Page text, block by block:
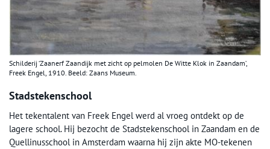
Schilderij ‘Zaanerf Zaandijk met zicht op pelmolen De Witte Klok in Zaandam’,
Freek Engel, 1910. Beeld: Zaans Museum.
Stadstekenschool
Het tekentalent van Freek Engel werd al vroeg ontdekt op de
lagere school. Hij bezocht de Stadstekenschool in Zaandam en de
Quellinusschool in Amsterdam waarna hij zijn akte MO-tekenen